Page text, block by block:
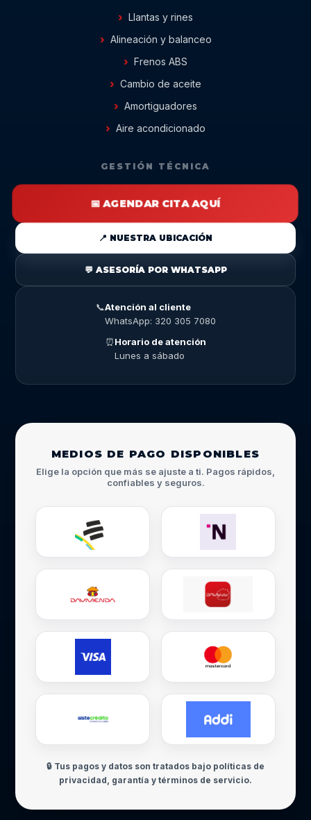
Llantas y rines
Alineación y balanceo
Frenos ABS
Cambio de aceite
Amortiguadores
Aire acondicionado
GESTIÓN TÉCNICA
📅 AGENDAR CITA AQUÍ
📍 NUESTRA UBICACIÓN
💬 ASESORÍA POR WHATSAPP
📞Atención al cliente
WhatsApp: 320 305 7080
⏰Horario de atención
Lunes a sábado
MEDIOS DE PAGO DISPONIBLES
Elige la opción que más se ajuste a ti. Pagos rápidos,
confiables y seguros.
🔒 Tus pagos y datos son tratados bajo políticas de
privacidad, garantía y términos de servicio.